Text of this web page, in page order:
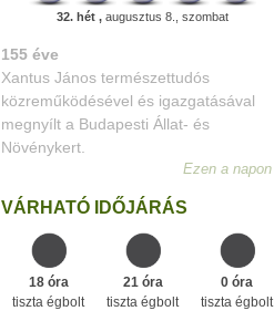
32. hét , augusztus 8., szombat
226 éve
Megszületett Dukai Takács Judit,
művésznevén Malvina költőnő.
Ezen a napon
VÁRHATÓ IDŐJÁRÁS
18 óra
tiszta égbolt
21 óra
tiszta égbolt
0 óra
tiszta égbolt